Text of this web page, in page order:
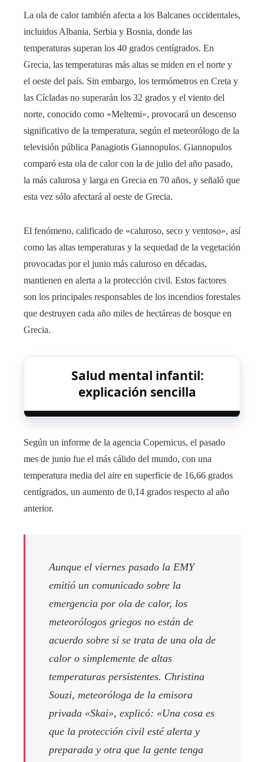
La ola de calor también afecta a los Balcanes occidentales,
incluidos Albania, Serbia y Bosnia, donde las
temperaturas superan los 40 grados centígrados. En
Grecia, las temperaturas más altas se miden en el norte y
el oeste del país. Sin embargo, los termómetros en Creta y
las Cícladas no superarán los 32 grados y el viento del
norte, conocido como «Meltemi», provocará un descenso
significativo de la temperatura, según el meteorólogo de la
televisión pública Panagiotis Giannopulos. Giannopulos
comparó esta ola de calor con la de julio del año pasado,
la más calurosa y larga en Grecia en 70 años, y señaló que
esta vez sólo afectará al oeste de Grecia.
El fenómeno, calificado de «caluroso, seco y ventoso», así
como las altas temperaturas y la sequedad de la vegetación
provocadas por el junio más caluroso en décadas,
mantienen en alerta a la protección civil. Estos factores
son los principales responsables de los incendios forestales
que destruyen cada año miles de hectáreas de bosque en
Grecia.
Salud mental infantil:
explicación sencilla
Según un informe de la agencia Copernicus, el pasado
mes de junio fue el más cálido del mundo, con una
temperatura media del aire en superficie de 16,66 grados
centígrados, un aumento de 0,14 grados respecto al año
anterior.
Aunque el viernes pasado la EMY
emitió un comunicado sobre la
emergencia por ola de calor, los
meteorólogos griegos no están de
acuerdo sobre si se trata de una ola de
calor o simplemente de altas
temperaturas persistentes. Christina
Souzi, meteoróloga de la emisora ​​
privada «Skai», explicó: «Una cosa es
que la protección civil esté alerta y
preparada y otra que la gente tenga